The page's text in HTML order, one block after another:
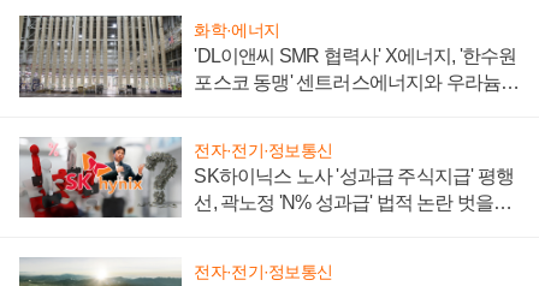
화학·에너지
'DL이앤씨 SMR 협력사' X에너지, '한수원
포스코 동맹' 센트러스에너지와 우라늄
전자·전기·정보통신
SK하이닉스 노사 '성과급 주식지급' 평행
선, 곽노정 'N% 성과급' 법적 논란 벗을지
전자·전기·정보통신